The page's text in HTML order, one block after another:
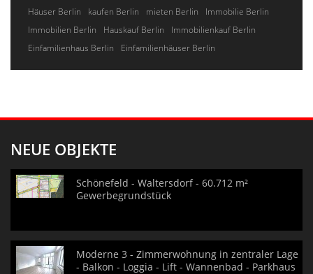
Häuser Berlin
kaufen Berlin mieten Berlin
Immobilie Berlin
Immobilien Berlin
Hauskauf Berlin
Immobilienkauf Berlin
Einfamilienhaus Berlin
Einfamilienhäuser Berlin
NEUE OBJEKTE
Schönefeld - Waltersdorf - 60.712 m²
Gewerbegrundstück
Moderne 3 - Zimmerwohnung in zentraler Lage
- Balkon - Loggia - Lift - Wannenbad - Parkhaus